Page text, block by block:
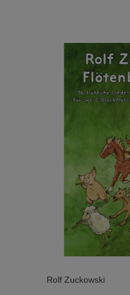
In diesem Stück
Schulanfänger
humorvoll wird den
vor dem Eintritt in
sie werden mit einer
Das Musical ist für
Hinweis: Wenn ihr
möchtet, benötigt
Aufführungslizenz.
der Ausgabe
dem folgenden
Rolf Zuckowski